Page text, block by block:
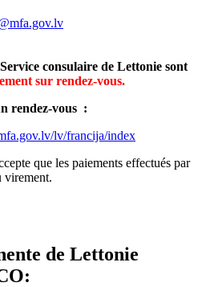
consulaire de Lettonie sont
sur rendez-vous.
rendez-vous :
lv/francija/index
que les paiements effectués par
virement.
de Lettonie